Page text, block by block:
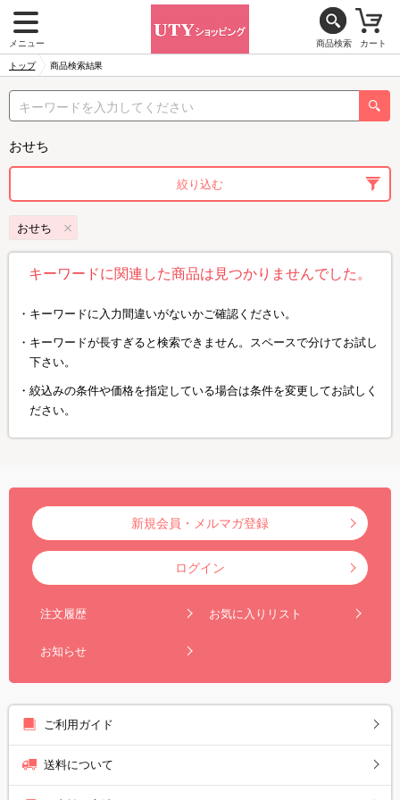
メニュー 商品検索 カート
トップ 商品検索結果
おせち
絞り込む
おせち
キーワードに関連した商品は見つかりませんでした。
キーワードに入力間違いがないかご確認ください。
キーワードが長すぎると検索できません。スペースで分けてお試し
下さい。
絞込みの条件や価格を指定している場合は条件を変更してお試しく
ださい。
新規会員・メルマガ登録
ログイン
注文履歴 お気に入りリスト
お知らせ
ご利用ガイド
送料について